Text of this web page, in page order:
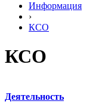
Информация
›
КСО
КСО
Деятельность